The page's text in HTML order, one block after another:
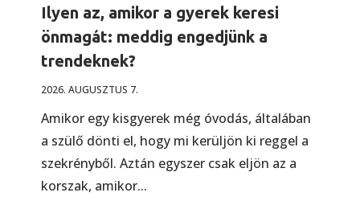
Ilyen az, amikor a gyerek keresi
önmagát: meddig engedjünk a
trendeknek?
2026. AUGUSZTUS 7.
Amikor egy kisgyerek még óvodás, általában
a szülő dönti el, hogy mi kerüljön ki reggel a
szekrényből. Aztán egyszer csak eljön az a
korszak, amikor...